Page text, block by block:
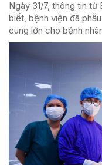
Ngày 31/7, thông tin từ
biết, bệnh viện đã
cung lớn cho bệnh